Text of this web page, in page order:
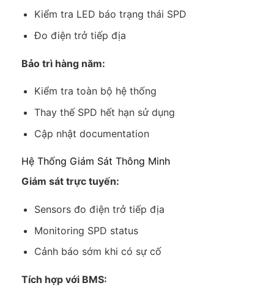
Kiểm tra LED báo trạng thái SPD
Đo điện trở tiếp địa
Bảo trì hàng năm:
Kiểm tra toàn bộ hệ thống
Thay thế SPD hết hạn sử dụng
Cập nhật documentation
Hệ Thống Giám Sát Thông Minh
Giám sát trực tuyến:
Sensors đo điện trở tiếp địa
Monitoring SPD status
Cảnh báo sớm khi có sự cố
Tích hợp với BMS: